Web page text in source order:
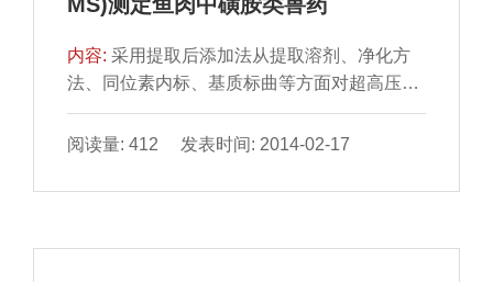
内容:采用提取后添加法从提取溶剂、净化方
法、同位素内标、基质标曲等方面对超高压液
相色谱-串联质谱法测定鱼肉中的磺胺类兽药残
留进行基质效应...
阅读量: 412 发表时间: 2014-02-17